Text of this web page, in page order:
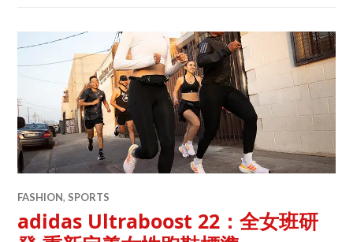
FASHION, SPORTS
adidas Ultraboost 22：全女班研